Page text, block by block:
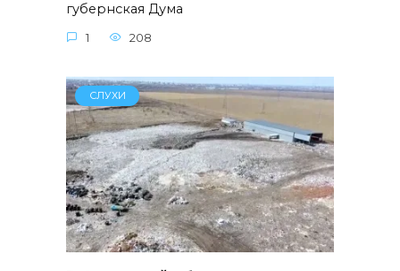
губернская Дума
1 208
СЛУХИ